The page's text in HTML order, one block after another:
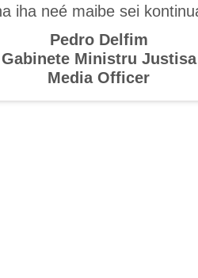
iha neé maibe sei
Pedro Delfim
Gabinete Ministru Justisa
Media Officer